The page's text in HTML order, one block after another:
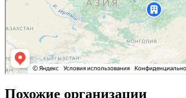
Похожие организации